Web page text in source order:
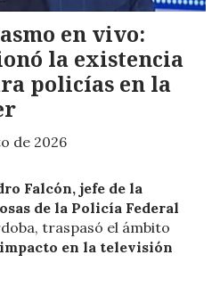
en vivo:
la existencia
policías en la
de 2026
Falcón, jefe de la
de la Policía Federal
traspasó el ámbito
en la televisión